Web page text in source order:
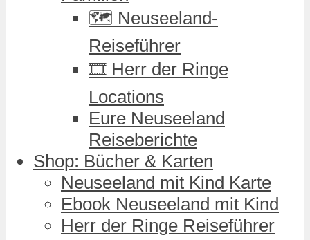
🗺️ Neuseeland-
Reiseführer
🎞️ Herr der Ringe
Locations
Eure Neuseeland
Reiseberichte
Shop: Bücher & Karten
Neuseeland mit Kind Karte
Ebook Neuseeland mit Kind
Herr der Ringe Reiseführer